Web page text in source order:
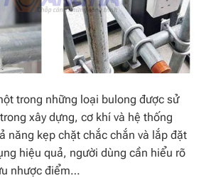
trong những loại bulong được sử
xây dựng, cơ khí và hệ thống
năng kẹp chặt chắc chắn và lắp đặt
hiệu quả, người dùng cần hiểu rõ
nhược điểm…